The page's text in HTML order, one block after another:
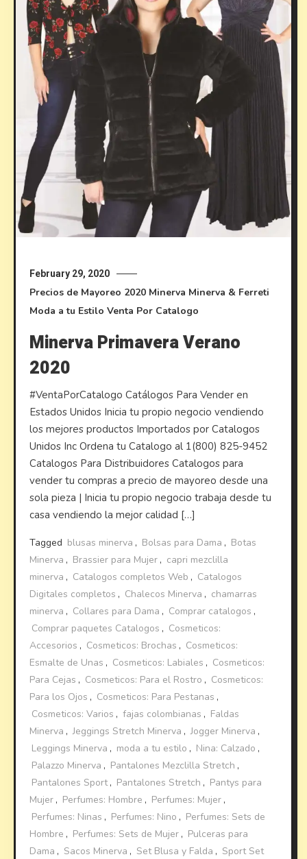
February 29, 2020
Precios de Mayoreo 2020 Minerva Minerva & Ferreti
Moda a tu Estilo Venta Por Catalogo
Minerva Primavera Verano
2020
#VentaPorCatalogo Catálogos Para Vender en
Estados Unidos Inicia tu propio negocio vendiendo
los mejores productos Importados por Catalogos
Unidos Inc Ordena tu Catalogo al 1(800) 825-9452
Catalogos Para Distribuidores Catalogos para
vender tu compras a precio de mayoreo desde una
sola pieza | Inicia tu propio negocio trabaja desde tu
casa vendiendo la mejor calidad […]
Tagged blusas minerva , Bolsas para Dama , Botas
Minerva , Brassier para Mujer , capri mezclilla
minerva , Catalogos completos Web , Catalogos
Digitales completos , Chalecos Minerva , chamarras
minerva , Collares para Dama , Comprar catalogos ,
Comprar paquetes Catalogos , Cosmeticos:
Accesorios , Cosmeticos: Brochas , Cosmeticos:
Esmalte de Unas , Cosmeticos: Labiales , Cosmeticos:
Para Cejas , Cosmeticos: Para el Rostro , Cosmeticos:
Para los Ojos , Cosmeticos: Para Pestanas ,
Cosmeticos: Varios , fajas colombianas , Faldas
Minerva , Jeggings Stretch Minerva , Jogger Minerva ,
Leggings Minerva , moda a tu estilo , Nina: Calzado ,
Palazzo Minerva , Pantalones Mezclilla Stretch ,
Pantalones Sport, Pantalones Stretch , Pantys para
Mujer , Perfumes: Hombre , Perfumes: Mujer ,
Perfumes: Ninas , Perfumes: Nino , Perfumes: Sets de
Hombre , Perfumes: Sets de Mujer , Pulceras para
Dama , Sacos Minerva , Set Blusa y Falda , Sport Set